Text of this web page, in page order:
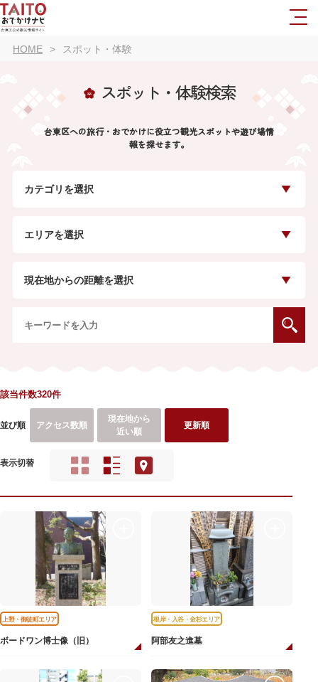
HOME スポット・体験
スポット・体験検索
台東区への旅行・おでかけに役立つ観光スポットや遊び場情
報を探せます。
カテゴリを選択
エリアを選択
現在地からの距離を選択
該当件数320件
並び順 アクセス数順
現在地から
近い順
更新順
表示切替
上野・御徒町エリア
ボードワン博士像（旧）
根岸・入谷・金杉エリア
阿部友之進墓